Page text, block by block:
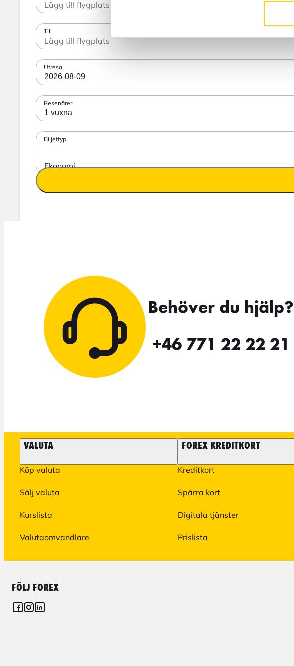
Till
Utresa
2026-08-09
Resenärer
1 vuxna
Biljettyp
Ekonomi
Behöver du hjälp?
+46 771 22 22 21
VALUTA
Köp valuta
Sälj valuta
Kurslista
Valutaomvandlare
FOREX KREDITKORT
Kreditkort
Spärra kort
Digitala tjänster
Prislista
FÖLJ FOREX